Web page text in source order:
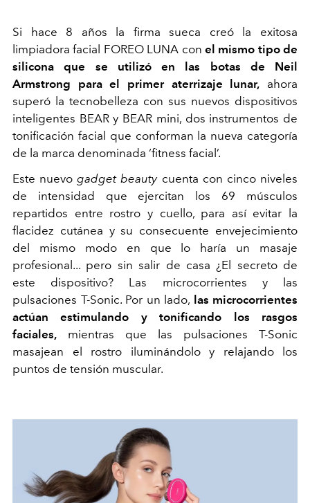
Si hace 8 años la firma sueca creó la exitosa
limpiadora facial FOREO LUNA con el mismo tipo de
silicona que se utilizó en las botas de Neil
Armstrong para el primer aterrizaje lunar, ahora
superó la tecnobelleza con sus nuevos dispositivos
inteligentes BEAR y BEAR mini, dos instrumentos de
tonificación facial que conforman la nueva categoría
de la marca denominada ‘fitness facial’.
Este nuevogadget beautycuenta con cinco niveles
de intensidad que ejercitan los 69 músculos
repartidos entre rostro y cuello, para así evitar la
flacidez cutánea y su consecuente envejecimiento
del mismo modo en que lo haría un masaje
profesional... pero sin salir de casa ¿El secreto de
este dispositivo? Las microcorrientes y las
pulsaciones T-Sonic. Por un lado, las microcorrientes
actúan estimulando y tonificando los rasgos
faciales, mientras que las pulsaciones T-Sonic
masajean el rostro iluminándolo y relajando los
puntos de tensión muscular.